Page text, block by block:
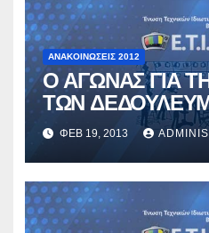
ΑΝΑΚΟΙΝΏΣΕΙΣ 2012
Ο ΑΓΩΝΑΣ ΓΙΑ
ΤΩΝ
ΔΙΚΤΥΟ
48ΩΡΗ ΑΠΕΡΓΙΑ
ΦΕΒ 19, 2013